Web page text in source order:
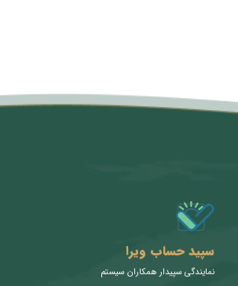
متن سربرگ خود را وارد کنید
سپید حساب ویرا
نمایندگی سپیدار همکاران سیستم